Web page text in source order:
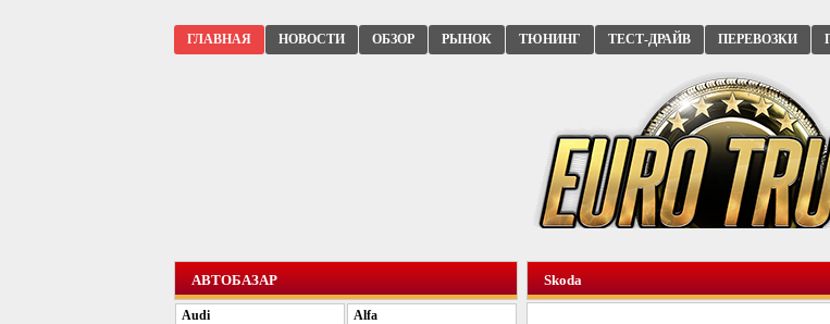
ГЛАВНАЯ НОВОСТИ ОБЗОР РЫНОК ТЮНИНГ ТЕСТ-ДРАЙВ ПЕРЕВОЗКИ
Skoda
АВТОБАЗАР
Audi
Alfa